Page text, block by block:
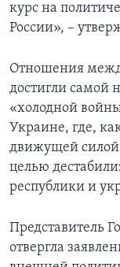
курс на
России», –
Отношения
достигли самой
«холодной
Украине, где,
движущей силой
целью
республики и
Представитель
отвергла